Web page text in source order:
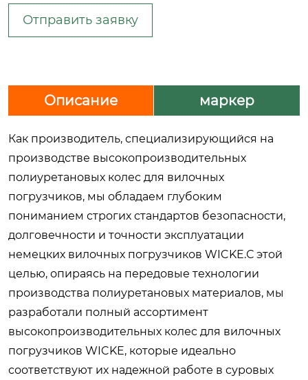
Отправить заявку
Описание маркер
Как производитель, специализирующийся на
производстве высокопроизводительных
полиуретановых колес для вилочных
погрузчиков, мы обладаем глубоким
пониманием строгих стандартов безопасности,
долговечности и точности эксплуатации
немецких вилочных погрузчиков WICKE.С этой
целью, опираясь на передовые технологии
производства полиуретановых материалов, мы
разработали полный ассортимент
высокопроизводительных колес для вилочных
погрузчиков WICKE, которые идеально
соответствуют их надежной работе в суровых